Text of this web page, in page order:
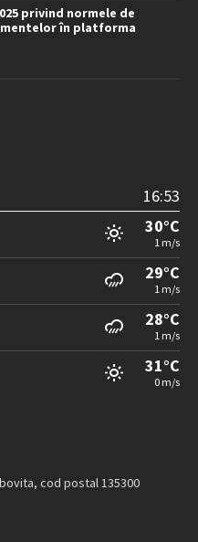
privind normele de
în platforma
16:53
30°C
1 m/s
29°C
1 m/s
28°C
1 m/s
31°C
0 m/s
cod postal 135300